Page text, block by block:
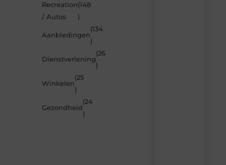
Recreation
/ Autos
(148
)
Aanbiedingen
(134
)
Dienstverlening
(26
)
Winkelen
(25
)
Gezondheid
(24
)